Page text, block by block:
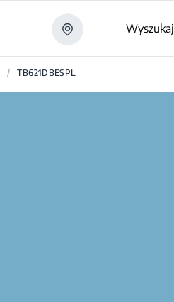
Wyszukaj
/ TB621DBESPL